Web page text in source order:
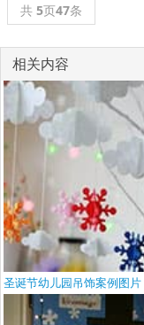
共 5页47条
相关内容
圣诞节幼儿园吊饰案例图片